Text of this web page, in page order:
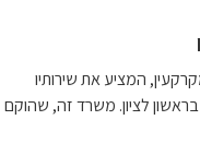
המציע את שירותיו
לציון. משרד זה, שהוקם